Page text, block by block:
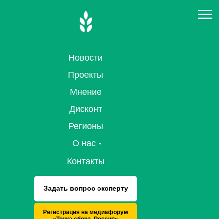
Новости
Проекты
Мнение
Дисконт
Регионы
О нас
Контакты
Задать вопрос эксперту
Регистрация на медиафорум